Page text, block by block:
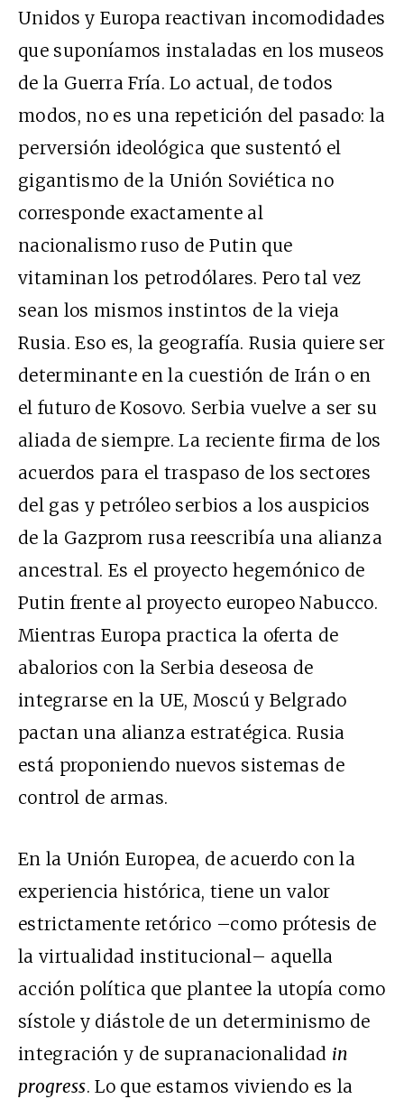
Unidos y Europa reactivan incomodidades
que suponíamos instaladas en los museos
de la Guerra Fría. Lo actual, de todos
modos, no es una repetición del pasado: la
perversión ideológica que sustentó el
gigantismo de la Unión Soviética no
corresponde exactamente al
nacionalismo ruso de Putin que
vitaminan los petrodólares. Pero tal vez
sean los mismos instintos de la vieja
Rusia. Eso es, la geografía. Rusia quiere ser
determinante en la cuestión de Irán o en
el futuro de Kosovo. Serbia vuelve a ser su
aliada de siempre. La reciente firma de los
acuerdos para el traspaso de los sectores
del gas y petróleo serbios a los auspicios
de la Gazprom rusa reescribía una alianza
ancestral. Es el proyecto hegemónico de
Putin frente al proyecto europeo Nabucco.
Mientras Europa practica la oferta de
abalorios con la Serbia deseosa de
integrarse en la UE, Moscú y Belgrado
pactan una alianza estratégica. Rusia
está proponiendo nuevos sistemas de
control de armas.
En la Unión Europea, de acuerdo con la
experiencia histórica, tiene un valor
estrictamente retórico –como prótesis de
la virtualidad institucional– aquella
acción política que plantee la utopía como
sístole y diástole de un determinismo de
integración y de supranacionalidad in
progress. Lo que estamos viviendo es la